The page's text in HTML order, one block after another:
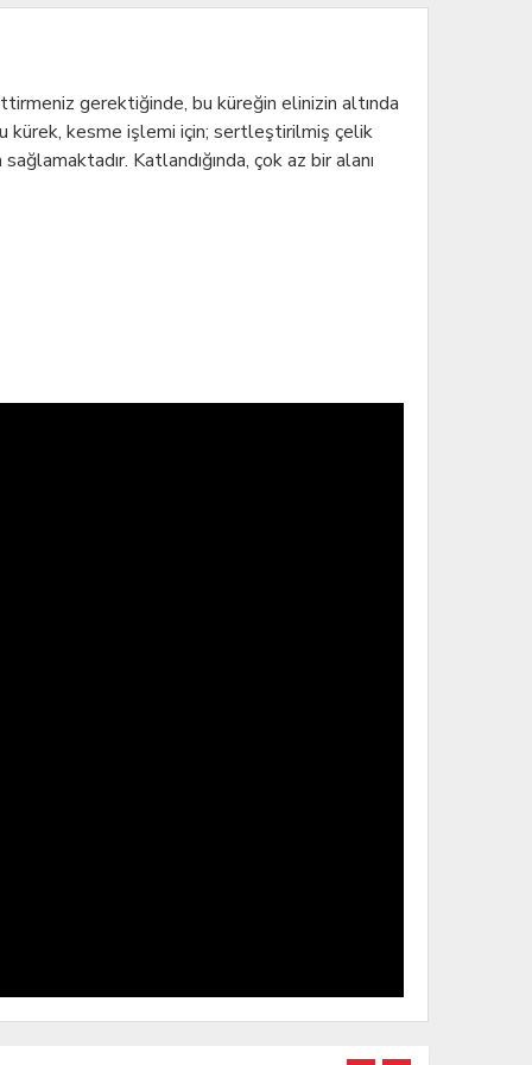
gerektiğinde, bu küreğin elinizin altında
kürek, kesme işlemi için; sertleştirilmiş çelik
Katlandığında, çok az bir alanı